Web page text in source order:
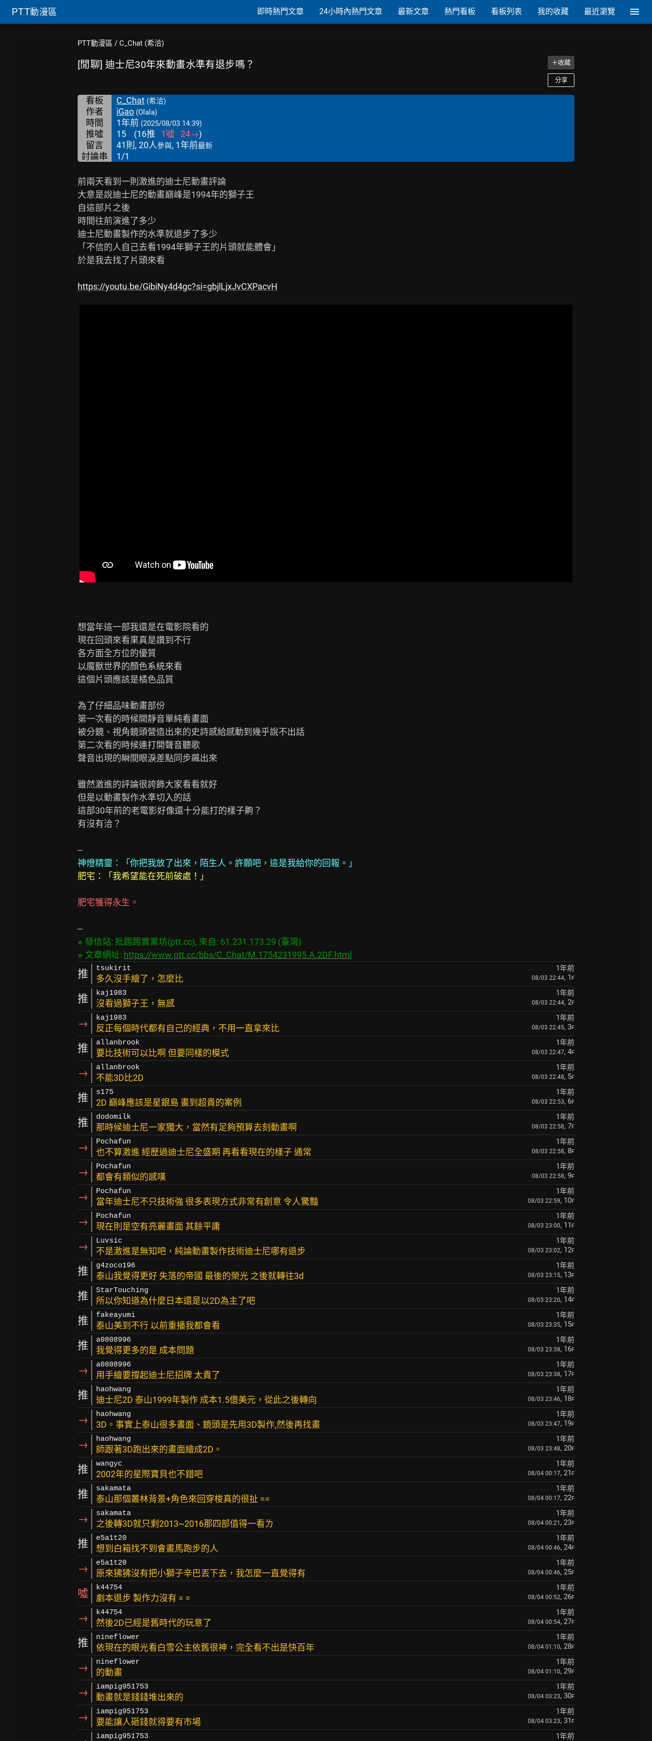
PTT動漫區 即時熱門文章 24小時內熱門文章 最新文章 熱門看板 看板列表 我的收藏 最近瀏覽
PTT動漫區 / C_Chat (希洽)
[閒聊] 迪士尼30年來動畫水準有退步嗎？ ＋收藏
分享
看板 C_Chat (希洽)
作者 iGao (Olala)
時間 1年前 (2025/08/03 14:39)
推噓 15 (16推 1噓 24→)
留言
41則, 20人參與, 1年前最新
討論串 1/1
前兩天看到一則激進的迪士尼動畫評論
大意是說迪士尼的動畫巔峰是1994年的獅子王
自這部片之後
時間往前演進了多少
迪士尼動畫製作的水準就退步了多少
「不信的人自己去看1994年獅子王的片頭就能體會」
於是我去找了片頭來看
https://youtu.be/GibiNy4d4gc?si=gbjlLjxJvCXPacvH
想當年這一部我還是在電影院看的
現在回頭來看果真是讚到不行
各方面全方位的優質
以魔獸世界的顏色系統來看
這個片頭應該是橘色品質
為了仔細品味動畫部份
第一次看的時候開靜音單純看畫面
被分鏡、視角鏡頭營造出來的史詩感給感動到幾乎說不出話
第二次看的時候連打開聲音聽歌
聲音出現的瞬間眼淚差點同步飆出來
雖然激進的評論很誇飾大家看看就好
但是以動畫製作水準切入的話
這部30年前的老電影好像還十分能打的樣子齁？
有沒有洽？
神燈精靈：「你把我放了出來，陌生人。許願吧，這是我給你的回報。」
肥宅：「我希望能在死前破處！」
肥宅獲得永生。
※ 發信站: 批踢踢實業坊(ptt.cc), 來自: 61.231.173.29 (臺灣)
※ 文章網址: https://www.ptt.cc/bbs/C_Chat/M.1754231995.A.2DF.html
推 tsukirit 1年前
多久沒手繪了，怎麼比 08/03 22:44, 1 F
推 kaj1983 1年前
沒看過獅子王，無感 08/03 22:44, 2F
→ kaj1983 1年前
反正每個時代都有自己的經典，不用一直拿來比 08/03 22:45, 3F
推 allanbrook 1年前
要比技術可以比啊 但要同樣的模式 08/03 22:47, 4F
→ allanbrook 1年前
不能3D比2D 08/03 22:48, 5F
推 s175 1年前
2D 巔峰應該是星銀島 畫到超貴的案例 08/03 22:53, 6F
推 dodomilk 1年前
那時候迪士尼一家獨大，當然有足夠預算去刻動畫啊 08/03 22:58, 7F
→ Pochafun 1年前
也不算激進 經歷過迪士尼全盛期 再看看現在的樣子 通常 08/03 22:58, 8F
→ Pochafun 1年前
都會有類似的感嘆 08/03 22:58, 9F
→ Pochafun 1年前
當年迪士尼不只技術強 很多表現方式非常有創意 令人驚豔 08/03 22:59, 10F
→ Pochafun 1年前
現在則是空有亮麗畫面 其餘平庸 08/03 23:00, 11 F
→ Luvsic 1年前
不是激進是無知吧，純論動畫製作技術迪士尼哪有退步 08/03 23:02, 12F
推 g4zoco196 1年前
泰山我覺得更好 失落的帝國 最後的榮光 之後就轉往3d 08/03 23:15, 13F
推 StarTouching 1年前
所以你知道為什麼日本還是以2D為主了吧 08/03 23:20, 14F
推 fakeayumi 1年前
泰山美到不行 以前重播我都會看 08/03 23:35, 15F
推 a0808996 1年前
我覺得更多的是 成本問題 08/03 23:38, 16F
→ a0808996 1年前
用手繪要撐起迪士尼招牌 太貴了 08/03 23:38, 17F
推 haohwang 1年前
迪士尼2D 泰山1999年製作 成本1.5億美元，從此之後轉向 08/03 23:46, 18F
→ haohwang 1年前
3D。事實上泰山很多畫面、鏡頭是先用3D製作,然後再找畫 08/03 23:47, 19F
→ haohwang 1年前
師跟著3D跑出來的畫面繪成2D。 08/03 23:48, 20F
推 wangyc 1年前
2002年的星際寶貝也不錯吧 08/04 00:17, 21 F
推 sakamata 1年前
泰山那個叢林背景+角色來回穿梭真的很扯 == 08/04 00:17, 22F
→ sakamata 1年前
之後轉3D就只剩2013~2016那四部值得一看ㄌ 08/04 00:21 , 23F
推 e5a1t20 1年前
想到白箱找不到會畫馬跑步的人 08/04 00:46, 24F
→ e5a1t20 1年前
原來狒狒沒有把小獅子辛巴丟下去，我怎麼一直覺得有 08/04 00:46, 25F
噓 k44754 1年前
劇本退步 製作力沒有 = = 08/04 00:52, 26F
→ k44754 1年前
然後2D已經是舊時代的玩意了 08/04 00:54, 27F
推 nineflower 1年前
依現在的眼光看白雪公主依舊很神，完全看不出是快百年 08/04 01:10, 28F
→ nineflower 1年前
的動畫 08/04 01:10, 29F
→ iampig951753 1年前
動畫就是錢錢堆出來的 08/04 03:23, 30F
→ iampig951753 1年前
要能讓人砸錢就得要有市場 08/04 03:23, 31 F
iampig951753
1年前